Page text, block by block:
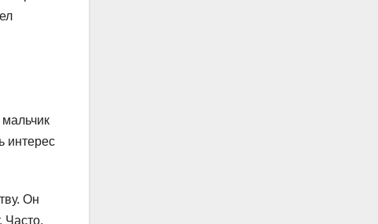
интерес
Он
Часто,